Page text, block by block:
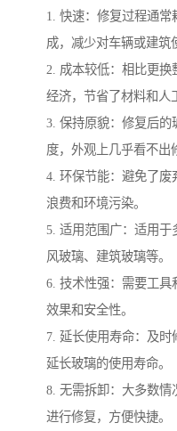
1. 快速：修复过程通
成，减少对车辆或建筑
2. 成本较低：相比更
经济，节省了材料和人
3. 保持原貌：修复后的
度，外观上几乎看不出
4. 环保节能：避免了废
浪费和环境污染。
5. 适用范围广：适用于
风玻璃、建筑玻璃等。
6. 技术性强：需要工具
效果和安全性。
7. 延长使用寿命：及时
延长玻璃的使用寿命。
8. 无需拆卸：大多数情
进行修复，方便快捷。